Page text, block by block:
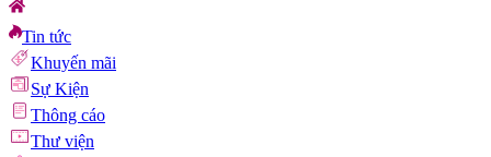
Tin tức
Khuyến mãi
Sự Kiện
Thông cáo
Thư viện